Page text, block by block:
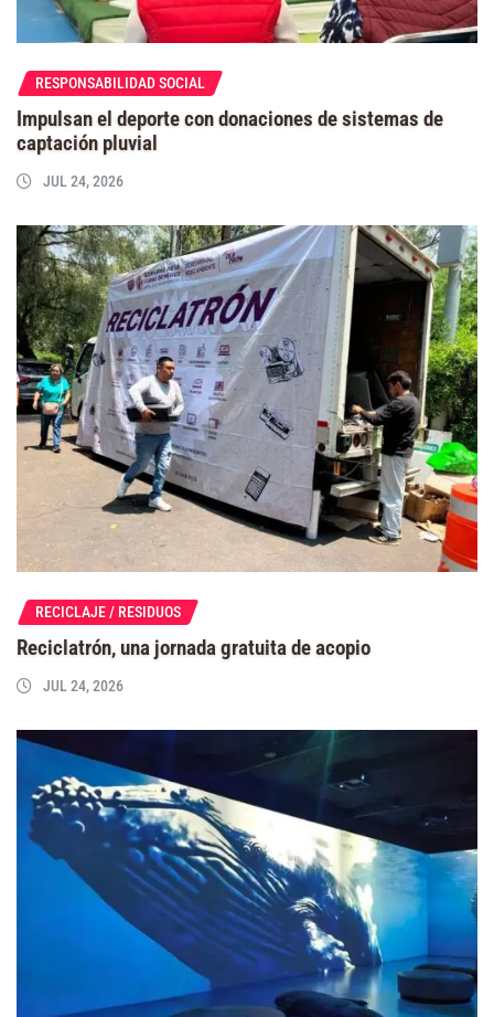
RESPONSABILIDAD SOCIAL
Impulsan el deporte con donaciones de sistemas de
captación pluvial
JUL 24, 2026
RECICLAJE / RESIDUOS
Reciclatrón, una jornada gratuita de acopio
JUL 24, 2026